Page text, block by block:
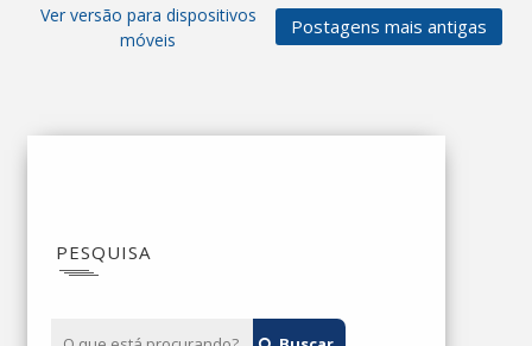
Postagens mais antigas
Ver versão para dispositivos
móveis
PESQUISA